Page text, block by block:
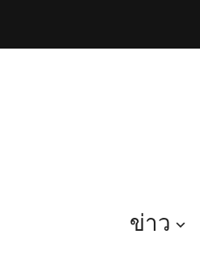
ข่าว